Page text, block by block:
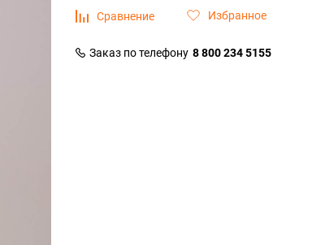
Сравнение Избранное
Заказ по телефону 8 800 234 5155